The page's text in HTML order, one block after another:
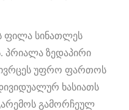
ფილა სინათლეს
პრიალა ზედაპირი
უფრო ფართოს
ხასიათს
გამორჩეულ